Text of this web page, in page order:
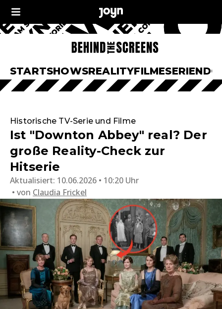
STARTSHOWSREALITYFILMESERIEN
Historische TV-Serie und Filme
Ist "Downton Abbey" real? Der
große Reality-Check zur
Hitserie
Aktualisiert: 10.06.2026 • 10:20 Uhr
von Claudia Frickel